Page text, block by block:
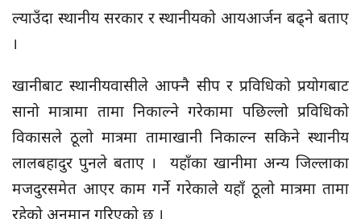
ल्याउँदा स्थानीय सरकार र स्थानीयको आयआर्जन बढ्ने बताए
।
खानीबाट स्थानीयवासीले आफ्नै सीप र प्रविधिको प्रयोगबाट
सानो मात्रामा तामा निकाल्ने गरेकामा पछिल्लो प्रविधिको
विकासले ठूलो मात्रमा तामाखानी निकाल्न सकिने स्थानीय
लालबहादुर पुनले बताए । यहाँका खानीमा अन्य जिल्लाका
मजदुरसमेत आएर काम गर्ने गरेकाले यहाँ ठूलो मात्रमा तामा
रहेको अनुमान गरिएको छ ।